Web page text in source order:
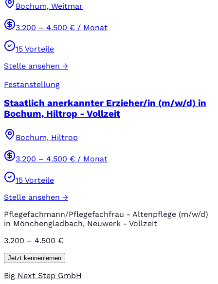
Bochum, Weitmar
3.200 – 4.500 € / Monat
15 Vorteile
Stelle ansehen →
Festanstellung
Staatlich anerkannter Erzieher/in (m/w/d) in
Bochum, Hiltrop - Vollzeit
Bochum, Hiltrop
3.200 – 4.500 € / Monat
15 Vorteile
Stelle ansehen →
Pflegefachmann/Pflegefachfrau - Altenpflege (m/w/d)
in Mönchengladbach, Neuwerk - Vollzeit
3.200 – 4.500 €
Jetzt kennenlernen
Big Next Step GmbH